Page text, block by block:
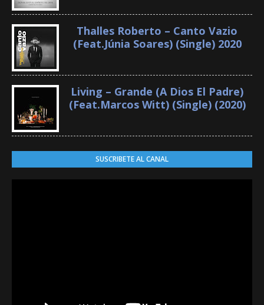
Thalles Roberto – Canto Vazio
(Feat.Júnia Soares) (Single) 2020
Living – Grande (A Dios El Padre)
(Feat.Marcos Witt) (Single) (2020)
SUSCRIBETE AL CANAL